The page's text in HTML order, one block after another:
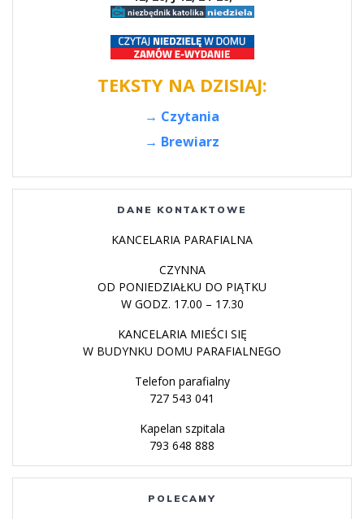
TEKSTY NA DZISIAJ:
→ Czytania
→ Brewiarz
DANE KONTAKTOWE
KANCELARIA PARAFIALNA
CZYNNA
OD PONIEDZIAŁKU DO PIĄTKU
W GODZ. 17.00 – 17.30
KANCELARIA MIEŚCI SIĘ
W BUDYNKU DOMU PARAFIALNEGO
Telefon parafialny
727 543 041
Kapelan szpitala
793 648 888
POLECAMY